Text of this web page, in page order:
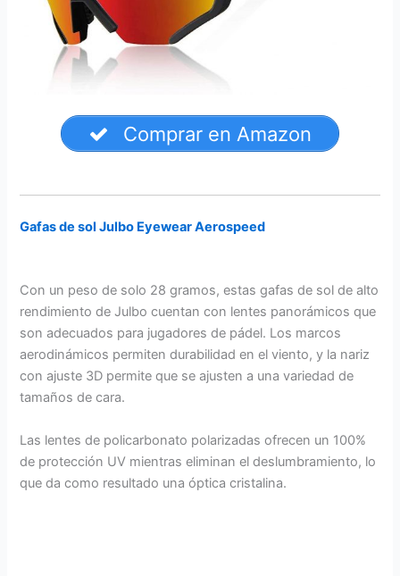
Comprar en Amazon
Gafas de sol Julbo Eyewear Aerospeed
Con un peso de solo 28 gramos, estas gafas de sol de alto
rendimiento de Julbo cuentan con lentes panorámicos que
son adecuados para jugadores de pádel. Los marcos
aerodinámicos permiten durabilidad en el viento, y la nariz
con ajuste 3D permite que se ajusten a una variedad de
tamaños de cara.
Las lentes de policarbonato polarizadas ofrecen un 100%
de protección UV mientras eliminan el deslumbramiento, lo
que da como resultado una óptica cristalina.